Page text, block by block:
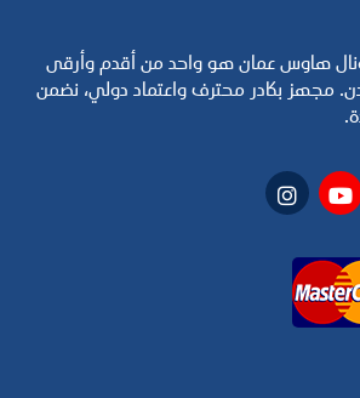
هاوس عمان هو واحد من أقدم وأرقى
مجهز بكادر محترف واعتماد دولي، نضمن